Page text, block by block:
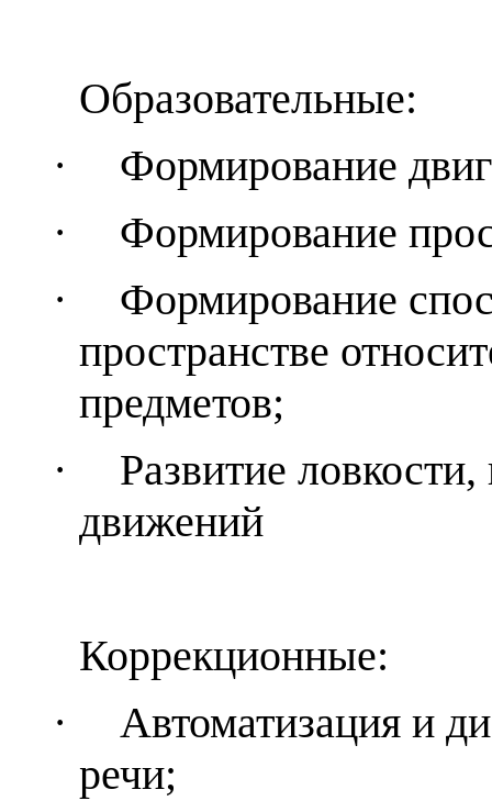
Образовательные:
·
Формирование
·
Формирование
·
Формирование
пространстве
предметов;
·
Развитие
движений
Коррекционные:
·
Автоматизация и
речи;